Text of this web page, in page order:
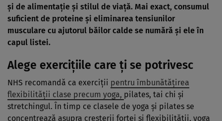
şi de alimentaţie şi stilul de viaţă. Mai exact, consumul
suficient de proteine şi eliminarea tensiunilor
musculare cu ajutorul băilor calde se numără şi ele în
capul listei.
Alege exerciţiile care ţi se potrivesc
NHS recomandă ca exerciţii pentru îmbunătăţirea
flexibilităţii clase precum yoga, pilates, tai chi şi
stretchingul. În timp ce clasele de yoga şi pilates se
concentrează asupra creşterii forţei şi flexibilităţii, yoga